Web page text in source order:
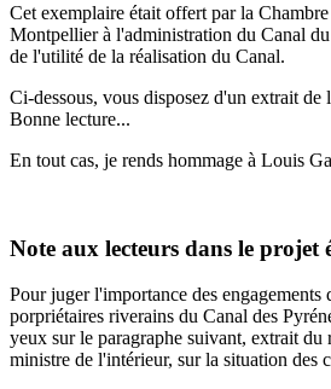
Cet exemplaire était offert par la
Montpellier à l'administration du Canal
de l'utilité de la réalisation du Canal.
Ci-dessous, vous disposez d'un extrait de
Bonne lecture...
En tout cas, je rends hommage à Louis
Note aux lecteurs dans le projet
Pour juger l'importance des engagements
porpriétaires riverains du Canal des
yeux sur le paragraphe suivant, extrait
ministre de l'intérieur, sur la situation des